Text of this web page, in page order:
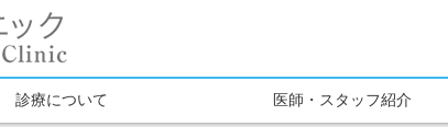
診療について 医師・スタッフ紹介